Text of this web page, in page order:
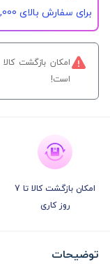
برای سفارش‌ بالای 10,000,000 تومان
است!
امکان بازگشت کالا تا 7
روز کاری
توضیحات